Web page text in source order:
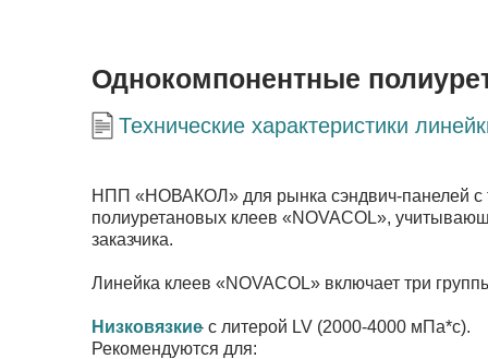
Однокомпонентные
Технические характеристики
НПП «НОВАКОЛ» для рынка сэндвич-панелей с
полиуретановых клеев «NOVACOL»,
заказчика.
Линейка клеев «NOVACOL» включает три
Низковязкие - с литерой LV (2000-4000 мПа*с).
Рекомендуются для:
Низковязкие